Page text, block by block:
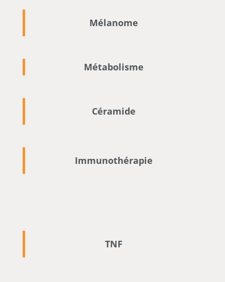
Mélanome
Métabolisme
Céramide
Immunothérapie
TNF